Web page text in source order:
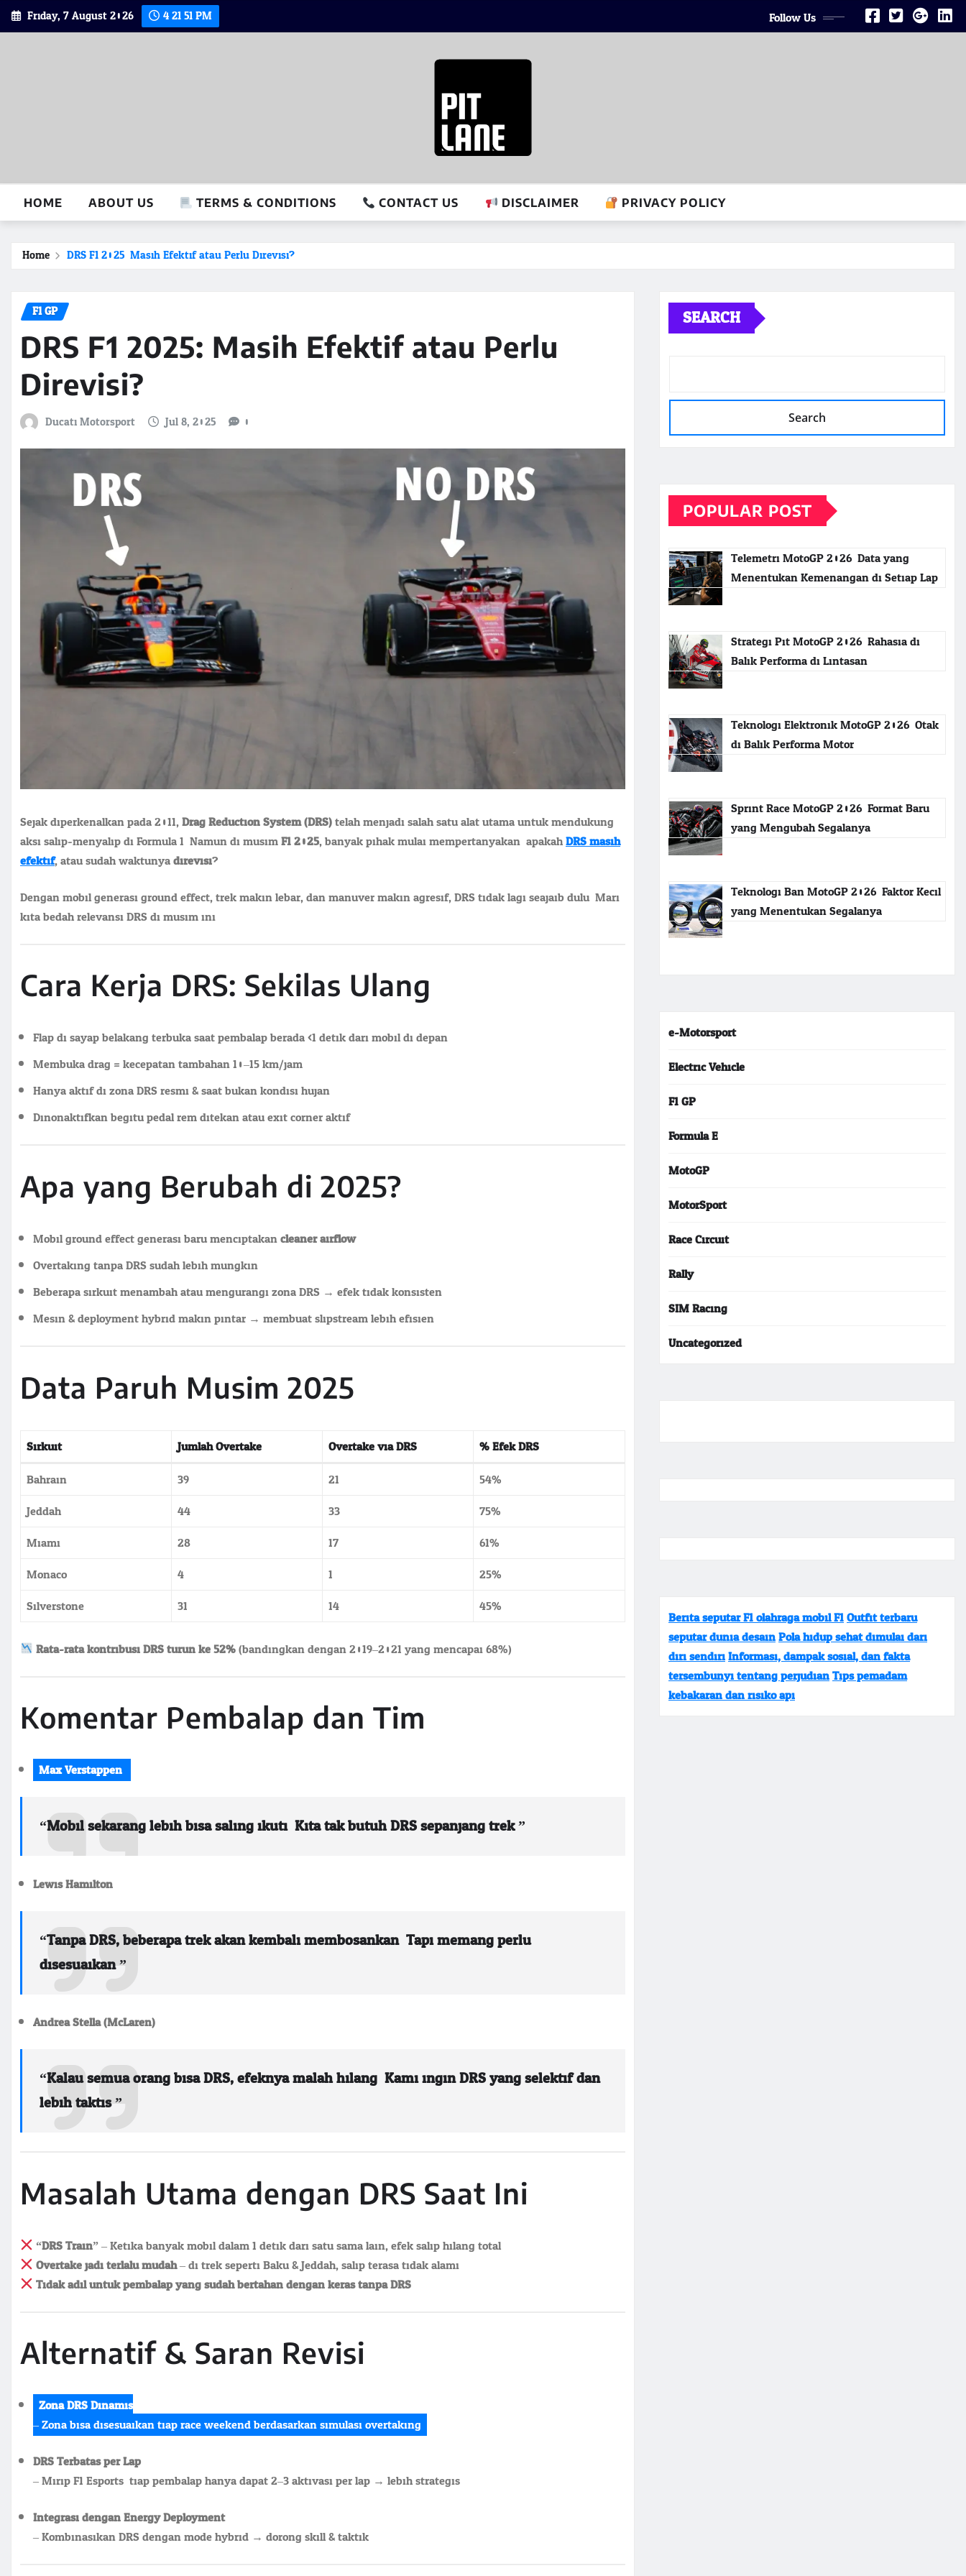
Skip
to
Friday, 7 August 2026 4:21:52 PM Follow Us
HOME ABOUT US TERMS & CONDITIONS CONTACT US DISCLAIMER PRIVACY POLICY
Home DRS F1 2025: Masih Efektif atau Perlu Direvisi?
F1 GP
DRS F1 2025: Masih Efektif atau Perlu
Direvisi?
Ducati Motorsport Jul 8, 2025 0
Sejak diperkenalkan pada 2011,Drag Reduction System (DRS)telah menjadi salah satu alat utama untuk mendukung
aksi salip-menyalip di Formula 1. Namun di musimF1 2025, banyak pihak mulai mempertanyakan: apakahDRS masih
efektif, atau sudah waktunyadirevisi?
Dengan mobil generasi ground effect, trek makin lebar, dan manuver makin agresif, DRS tidak lagi seajaib dulu. Mari
kita bedah relevansi DRS di musim ini.
Cara Kerja DRS: Sekilas Ulang
Flap di sayap belakang terbuka saat pembalap berada <1 detik dari mobil di depan
Membuka drag = kecepatan tambahan 10–15 km/jam
Hanya aktif di zona DRS resmi & saat bukan kondisi hujan
Dinonaktifkan begitu pedal rem ditekan atau exit corner aktif
Apa yang Berubah di 2025?
Mobil ground effect generasi baru menciptakancleaner airflow
Overtaking tanpa DRS sudah lebih mungkin
Beberapa sirkuit menambah atau mengurangi zona DRS → efek tidak konsisten
Mesin & deployment hybrid makin pintar → membuat slipstream lebih efisien
Data Paruh Musim 2025
Sirkuit Jumlah Overtake Overtake via DRS
% Efek DRS
Bahrain
39 21
54%
Jeddah
44 33
75%
Miami
28 17
61%
Monaco
4 1
25%
Silverstone
31 14 45%
Rata-rata kontribusi DRS turun ke 52%(bandingkan dengan 2019–2021 yang mencapai 68%).
Komentar Pembalap dan Tim
Max Verstappen:
“Mobil sekarang lebih bisa saling ikuti. Kita tak butuh DRS sepanjang trek.”
Lewis Hamilton:
“Tanpa DRS, beberapa trek akan kembali membosankan. Tapi memang perlu
disesuaikan.”
Andrea Stella (McLaren):
“Kalau semua orang bisa DRS, efeknya malah hilang. Kami ingin DRS yang selektif dan
lebih taktis.”
Masalah Utama dengan DRS Saat Ini
“DRS Train”– Ketika banyak mobil dalam 1 detik dari satu sama lain, efek salip hilang total
Overtake jadi terlalu mudah– di trek seperti Baku & Jeddah, salip terasa tidak alami
Tidak adil untuk pembalap yang sudah bertahan dengan keras tanpa DRS
Alternatif & Saran Revisi
Zona DRS Dinamis
– Zona bisa disesuaikan tiap race weekend berdasarkan simulasi overtaking
DRS Terbatas per Lap
– Mirip F1 Esports: tiap pembalap hanya dapat 2–3 aktivasi per lap → lebih strategis
Integrasi dengan Energy Deployment
– Kombinasikan DRS dengan mode hybrid → dorong skill & taktik
SEARCH
Search
POPULAR POST
Telemetri MotoGP 2026: Data yang
Menentukan Kemenangan di Setiap Lap
Strategi Pit MotoGP 2026: Rahasia di
Balik Performa di Lintasan
Teknologi Elektronik MotoGP 2026: Otak
di Balik Performa Motor
Sprint Race MotoGP 2026: Format Baru
yang Mengubah Segalanya
Teknologi Ban MotoGP 2026: Faktor Kecil
yang Menentukan Segalanya
e-Motorsport
Electric Vehicle
F1 GP
Formula E
MotoGP
MotorSport
Race Circuit
Rally
SIM Racing
Uncategorized
Berita seputar F1 olahraga mobil F1Outfit terbaru
seputar dunia desainPola hidup sehat dimulai dari
diri sendiriInformasi, dampak sosial, dan fakta
tersembunyi tentang perjudianTips pemadam
kebakaran dan risiko api